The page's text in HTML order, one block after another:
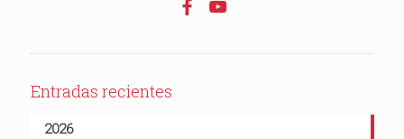
Entradas recientes
2026